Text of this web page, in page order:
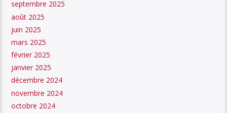
septembre 2025
août 2025
juin 2025
mars 2025
février 2025
janvier 2025
décembre 2024
novembre 2024
octobre 2024